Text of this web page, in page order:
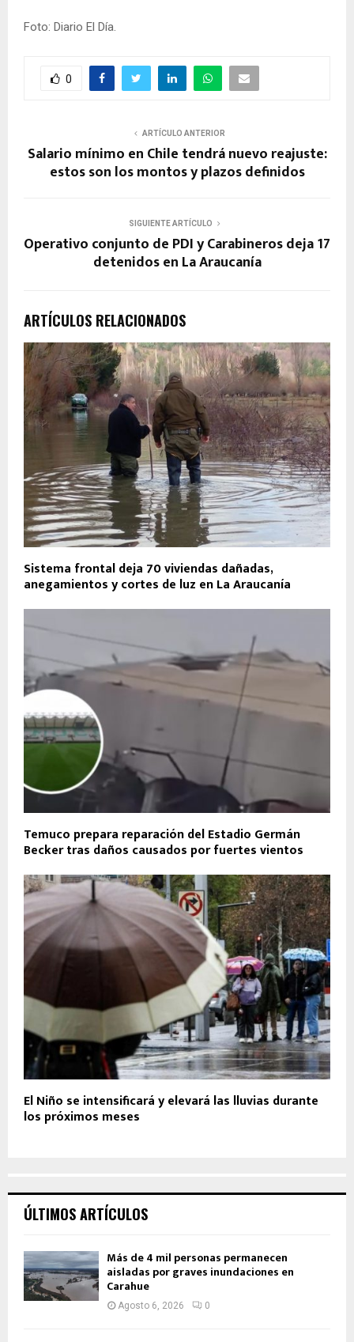
Foto: Diario El Día.
0
ARTÍCULO ANTERIOR
Salario mínimo en Chile tendrá nuevo reajuste:
estos son los montos y plazos definidos
SIGUIENTE ARTÍCULO
Operativo conjunto de PDI y Carabineros deja 17
detenidos en La Araucanía
ARTÍCULOS RELACIONADOS
Sistema frontal deja 70 viviendas dañadas,
anegamientos y cortes de luz en La Araucanía
Temuco prepara reparación del Estadio Germán
Becker tras daños causados por fuertes vientos
El Niño se intensificará y elevará las lluvias durante
los próximos meses
ÚLTIMOS ARTÍCULOS
Más de 4 mil personas permanecen
aisladas por graves inundaciones en
Carahue
Agosto 6, 2026 0